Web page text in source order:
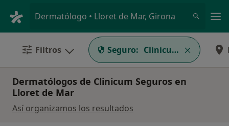
Dermatólogo • Lloret de Mar, Girona
Filtros Seguro: Clinicum Seguros
Dermatólogos de Clinicum Seguros en
Lloret de Mar
Así organizamos los resultados